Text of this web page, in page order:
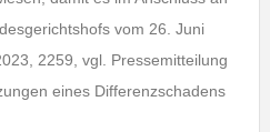
vom 26. Juni
2259, vgl. Pressemitteilung
eines Differenzschadens